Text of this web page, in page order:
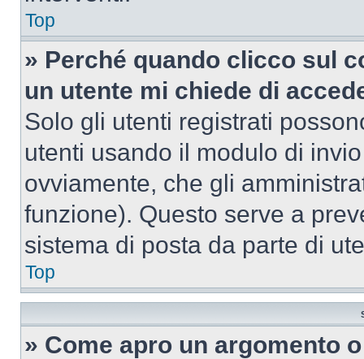
Top
» Perché quando clicco sul
un utente mi chiede di
Solo gli utenti registrati
utenti usando il modulo di
ovviamente, che gli
funzione). Questo serve a
sistema di posta da parte di
Top
» Come apro un argomento